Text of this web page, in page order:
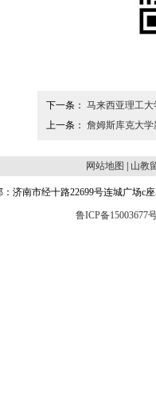
下一条： 马来西亚理工
上一条： 詹姆斯库克大
网站地图 山教
济南市经十路22699号连城广场c
鲁ICP备15003677